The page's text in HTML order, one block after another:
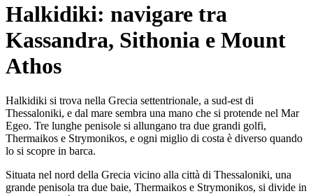
Halkidiki: navigare tra
Kassandra, Sithonia e Mount
Athos
Halkidiki si trova nella Grecia settentrionale, a sud-est di
Thessaloniki, e dal mare sembra una mano che si protende nel Mar
Egeo. Tre lunghe penisole si allungano tra due grandi golfi,
Thermaikos e Strymonikos, e ogni miglio di costa è diverso quando
lo si scopre in barca.
Situata nel nord della Grecia vicino alla città di Thessaloniki, una
grande penisola tra due baie, Thermaikos e Strymonikos, si divide in